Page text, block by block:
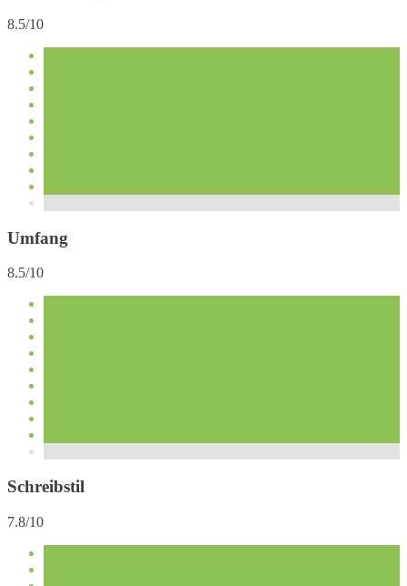
8.5/10
Umfang
8.5/10
Schreibstil
7.8/10